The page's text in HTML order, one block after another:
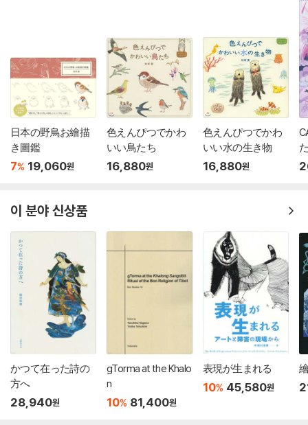
日本の野鳥お繪描
き圖鑑
7% 19,060원
色えんぴつでかわ
いい鳥たち
16,880원
色えんぴつでかわ
いい水の生き物
16,880원
이 분야 신상품
かつて在った詩の
方へ
28,940원
gTorma at the Khalo
n
10% 81,400원
表現が生まれる
10% 45,580원